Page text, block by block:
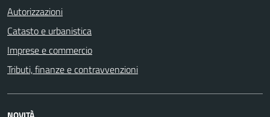
Autorizzazioni
Catasto e urbanistica
Imprese e commercio
Tributi, finanze e contravvenzioni